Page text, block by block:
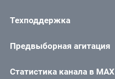
Техподдержка
Предвыборная агитация
Статистика канала в MAX